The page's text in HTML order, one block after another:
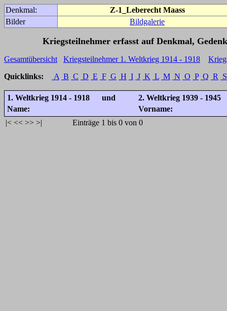
Denkmal:
Z-1_Leberecht Maass
Bilder
Bildgalerie
Kriegsteilnehmer erfasst auf Denkmal,
Gesamtübersicht Kriegsteilnehmer 1. Weltkrieg 1914 - 1918
Quicklinks:
A B C D E F G H I J K L M N O P Q R S
1. Weltkrieg 1914 - 1918 und
2. Weltkrieg 1939 - 1945
Name:
Vorname:
|< << >> >| Einträge 1 bis 0 von 0